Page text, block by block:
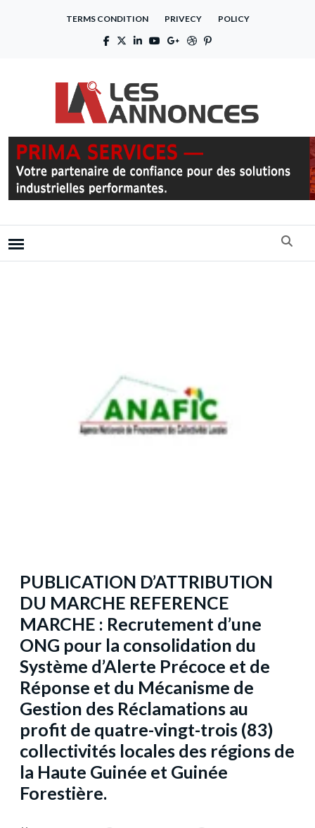
TERMS CONDITION PRIVECY POLICY
PUBLICATION D’ATTRIBUTION
DU MARCHE REFERENCE
MARCHE : Recrutement d’une
ONG pour la consolidation du
Système d’Alerte Précoce et de
Réponse et du Mécanisme de
Gestion des Réclamations au
profit de quatre-vingt-trois (83)
collectivités locales des régions de
la Haute Guinée et Guinée
Forestière.